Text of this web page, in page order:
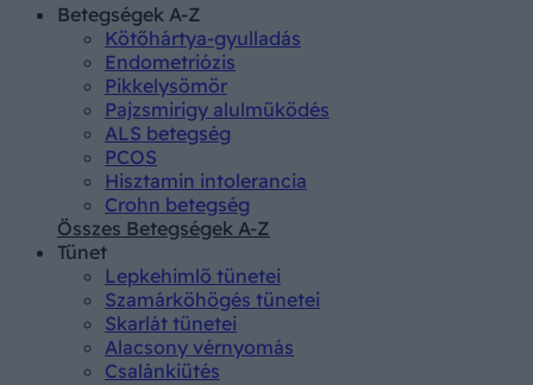
Betegségek A-Z
Kötőhártya-gyulladás
Endometriózis
Pikkelysömör
Pajzsmirigy alulműködés
ALS betegség
PCOS
Hisztamin intolerancia
Crohn betegség
Összes Betegségek A-Z
Tünet
Lepkehimlő tünetei
Szamárköhögés tünetei
Skarlát tünetei
Alacsony vérnyomás
Csalánkiütés